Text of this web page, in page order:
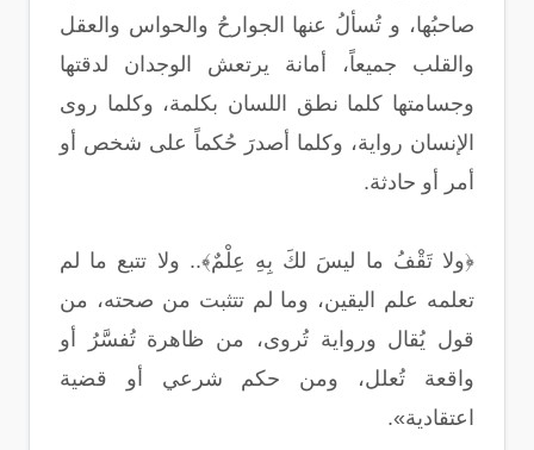
صاحبُها، و تُسألُ عنها الجوارحُ والحواس والعقل
والقلب جميعاً، أمانة يرتعش الوجدان لدقتها
وجسامتها كلما نطق اللسان بكلمة، وكلما روى
الإنسان رواية، وكلما أصدرَ حُكماً على شخص أو
أمر أو حادثة.
﴿ولا تَقْفُ ما ليسَ لكَ بِهِ عِلْمٌ﴾.. ولا تتبع ما لم
تعلمه علم اليقين، وما لم تتثبت من صحته، من
قول يُقال ورواية تُروى، من ظاهرة تُفسَّرُ أو
واقعة تُعلل، ومن حكم شرعي أو قضية
اعتقادية».